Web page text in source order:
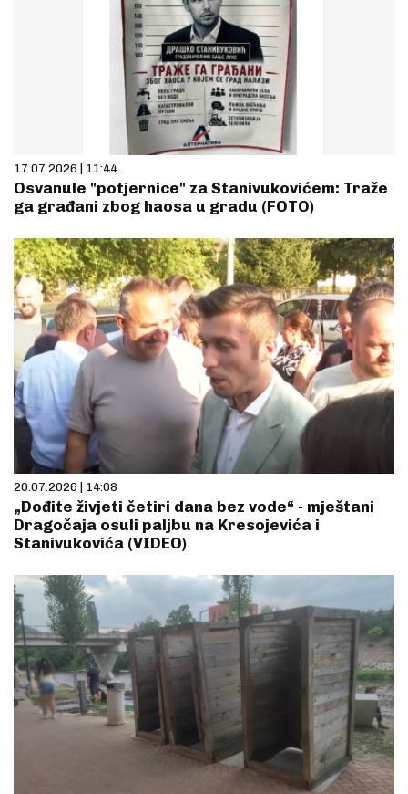
17.07.2026 | 11:44
Osvanule "potjernice" za Stanivukovićem: Traže
ga građani zbog haosa u gradu (FOTO)
20.07.2026 | 14:08
„Dođite živjeti četiri dana bez vode“ - mještani
Dragočaja osuli paljbu na Kresojevića i
Stanivukovića (VIDEO)